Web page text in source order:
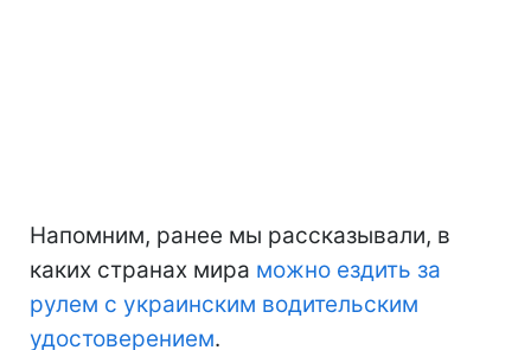
Напомним, ранее мы рассказывали, в
каких странах мира можно ездить за
рулем с украинским водительским
удостоверением.